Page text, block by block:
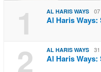
1 AL HARIS WAYS
Al Haris
2 AL HARIS WAYS
Al Haris